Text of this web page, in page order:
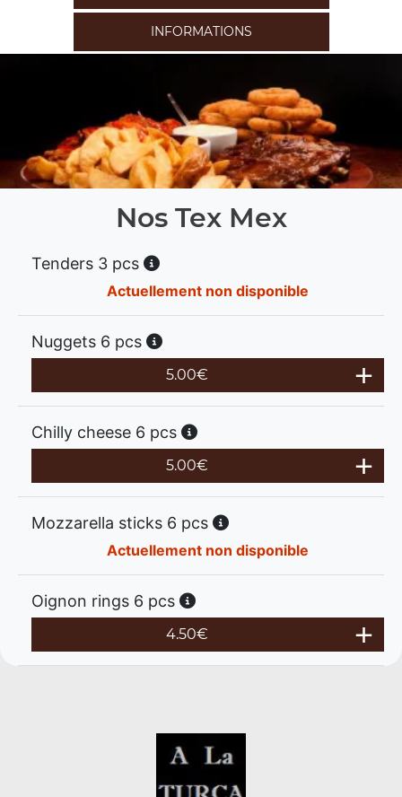
INFORMATIONS
Nos Tex Mex
Tenders 3 pcs
Actuellement non disponible
Nuggets 6 pcs
5.00€
Chilly cheese 6 pcs
5.00€
Mozzarella sticks 6 pcs
Actuellement non disponible
Oignon rings 6 pcs
4.50€